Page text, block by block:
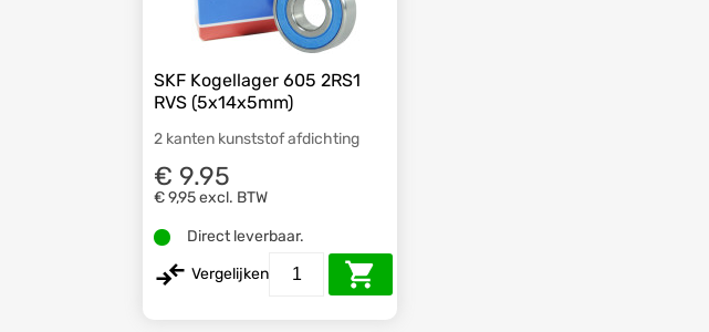
SKF Kogellager 605 2RS1
RVS (5x14x5mm)
2 kanten kunststof afdichting
€ 9.95
€ 9,95 excl. BTW
Direct leverbaar.
Vergelijken